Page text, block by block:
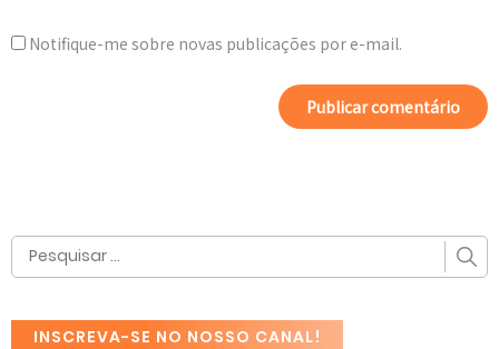
Notifique-me sobre novas publicações por e-mail.
INSCREVA-SE NO NOSSO CANAL!